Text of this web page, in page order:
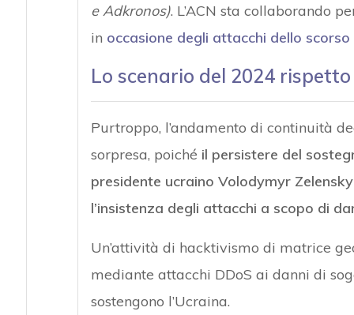
e Adkronos). L’ACN sta collaborando
in occasione degli attacchi dello
Lo scenario del 2024
Purtroppo, l’andamento di continuità
sorpresa, poiché il persistere del
presidente ucraino Volodymyr
l’insistenza degli attacchi a scopo di
Un’attività di hacktivismo di matrice
mediante attacchi DDoS ai danni di
sostengono l’Ucraina.